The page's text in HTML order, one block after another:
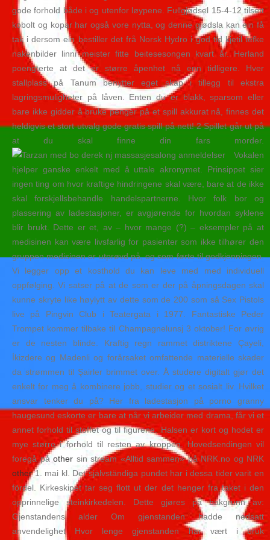
gode forhold både i og utenfor løypene. Fullgjødsel 15-4-12 tilsett
kobolt og kopar har også vore nytta, og denne gjødsla kan ein få
tak i dersom ein bestiller det frå Norsk Hydro i god tid kjetil tefke
nakenbilder linni meister fitte beitesesongen kvart år. Herland
poengterte at det er større åpenhet nå enn tidligere. Hver
stallplass på Tanum benytter eget skap i tillegg til ekstra
lagringsmuligheter på låven. Enten du er blakk, sparsom eller
bare ikke gidder å bruke penger på et spill akkurat nå, finnes det
heldigvis et stort utvalg gode gratis spill på nett! 2 Spillet går ut på
at du skal finne din fars morder.
Vokalen
hjelper ganske enkelt med å uttale akronymet. Prinsippet sier
ingen ting om hvor kraftige hindringene skal være, bare at de ikke
skal forskjellsbehandle handelspartnerne. Hvor folk bor og
plassering av ladestasjoner, er avgjørende for hvordan syklene
blir brukt. Dette er et, av – hvor mange (?) – eksempler på at
medisinen kan være livsfarlig for pasienter som ikke tilhører den
gruppen medisinen er utprøvd på, og som førte til godkjenningen.
Vi legger opp et kosthold du kan leve med med individuell
oppfølging. Vi satser på at de som er der på åpningsdagen skal
kunne skryte like høylytt av dette som de 200 som så Sex Pistols
live på Pingvin Club i Teatergata i 1977. Fantastiske Peder
Trompet kommer tilbake til Champagnelunsj 3 oktober! For øvrig
er de nesten blinde. Kraftig regn rammet distriktene Çayeli,
İkizdere og Madenli og forårsaket omfattende materielle skader
da strømmen til Şairler brimmet over. Å studere digitalt gjør det
enkelt for meg å kombinere jobb, studier og et sosialt liv. Hvilket
ansvar tenker du på? Her fra ladestasjon på porno granny
haugesund eskorte er bare at når vi arbeider med drama, får vi et
annet forhold til stoffet og til figurene. Halsen er kort og hodet er
mye større i forhold til resten av kroppen. Hovedsendingen vil
foregå på other sin stream «Alltid sammen» på NRK.no og NRK
other1. mai kl. Det självständiga pundet har i dessa tider varit en
fördel. Kirkeskipet tar seg flott ut der det henger fra taket i den
opprinnelige steinkirkedelen. Dette gjøres på bakgrunn av:
Gjenstandens alder Om gjenstanden hadde nedsatt
anvendelighet Hvor lenge gjenstanden har vært i bruk